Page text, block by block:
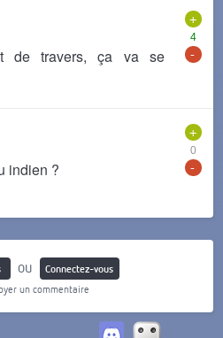
+
4
-
de travers, ça va se
+
0
-
indien ?
ou
Connectez-vous
un commentaire